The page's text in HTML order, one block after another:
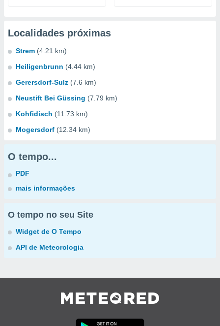
Localidades próximas
Strem (4.21 km)
Heiligenbrunn (4.44 km)
Gerersdorf-Sulz (7.6 km)
Neustift Bei Güssing (7.79 km)
Kohfidisch (11.73 km)
Mogersdorf (12.34 km)
O tempo...
PDF
mais informações
O tempo no seu Site
Widget de O Tempo
API de Meteorologia